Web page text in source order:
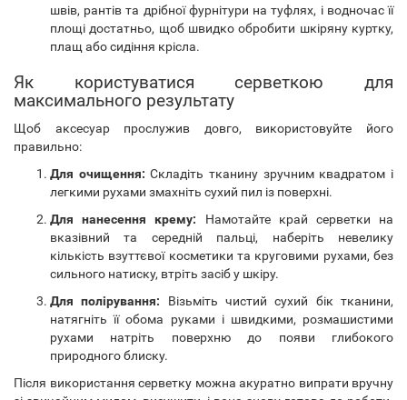
швів, рантів та дрібної фурнітури на туфлях, і водночас її
площі достатньо, щоб швидко обробити шкіряну куртку,
плащ або сидіння крісла.
Як користуватися серветкою для
максимального результату
Щоб аксесуар прослужив довго, використовуйте його
правильно:
Для очищення: Складіть тканину зручним квадратом і
легкими рухами змахніть сухий пил із поверхні.
Для нанесення крему: Намотайте край серветки на
вказівний та середній пальці, наберіть невелику
кількість взуттєвої косметики та круговими рухами, без
сильного натиску, втріть засіб у шкіру.
Для полірування: Візьміть чистий сухий бік тканини,
натягніть її обома руками і швидкими, розмашистими
рухами натріть поверхню до появи глибокого
природного блиску.
Після використання серветку можна акуратно випрати вручну